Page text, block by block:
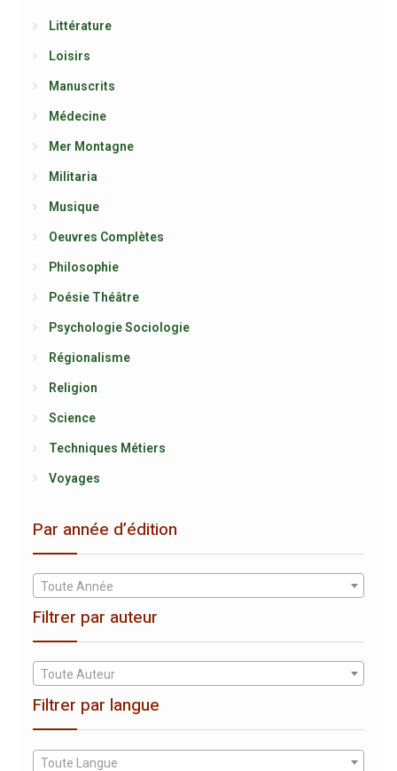
Littérature
Loisirs
Manuscrits
Médecine
Mer Montagne
Militaria
Musique
Oeuvres Complètes
Philosophie
Poésie Théâtre
Psychologie Sociologie
Régionalisme
Religion
Science
Techniques Métiers
Voyages
Par année d’édition
Toute Année
Filtrer par auteur
Toute Auteur
Filtrer par langue
Toute Langue